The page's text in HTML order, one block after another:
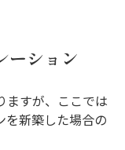
ーション
ますが、ここでは
を新築した場合の